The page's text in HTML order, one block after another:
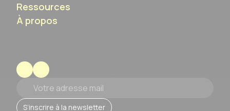
Ressources
À propos
Votre adresse mail
S’inscrire à la newsletter